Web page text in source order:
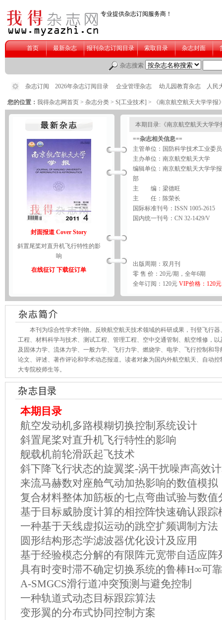
您的位置： 我得杂志网首页 > 杂志分类 > S[工业技术] > 《南京航空航天大学学报
封面报道 Cover Story
斜置尾桨对直升机飞行特性的影
响
在线征订 下载征订单
本期目录:《南京航空航天大学学
==杂志相关信息==
主管单位：国防科学技术工业委
主办单位：南京航空航天大学
编辑单位：南京航空航天大学学
部
主 编：梁德旺
主 任：陈荣长
国际标准刊号：ISSN 1005-2615
国内统一刊号：CN 32-1429/V
出版周期：双月刊
零 售 价：20元/期，全年6期
全年订阅：120元 VIP价格：120元
本刊为综合性学术刊物。反映航空航天技术领域的科研成果，刊登飞行器
工程、材料科学与技术、测试工程、管理工程、空中交通管制、航空维修，
及固体力学、流体力学、一般力学、飞行力学、燃烧学、电学、飞行控制和
论文、评述、著作评论和学术动态报道。读者对象为国内外航空航天、自动
大专院校师生等。
本期目录
航空发动机多路模糊切换控制系统设计
斜置尾桨对直升机飞行特性的影响
舰载机前轮滑跃起飞技术
斜下降飞行状态的旋翼桨-涡干扰噪声高效
来流马赫数对座舱气动加热影响的数值模拟
复合材料整体加筋板的七点弯曲试验与数值
基于目标威胁度计算的相控阵快速确认跟踪
一种基于天线虚拟运动的跳空扩频调制方法
圆形结构形态学滤波器优化设计及应用
基于经验模态分解的有限阵元宽带自适应阵
具有时变时滞不确定切换系统的鲁棒H∞可
A-SMGCS滑行道冲突预测与避免控制
一种轨道式动态目标跟踪算法
变形翼的分布式协同控制方案